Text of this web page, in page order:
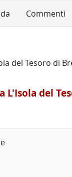
Commenti
del Tesoro di
L'Isola del